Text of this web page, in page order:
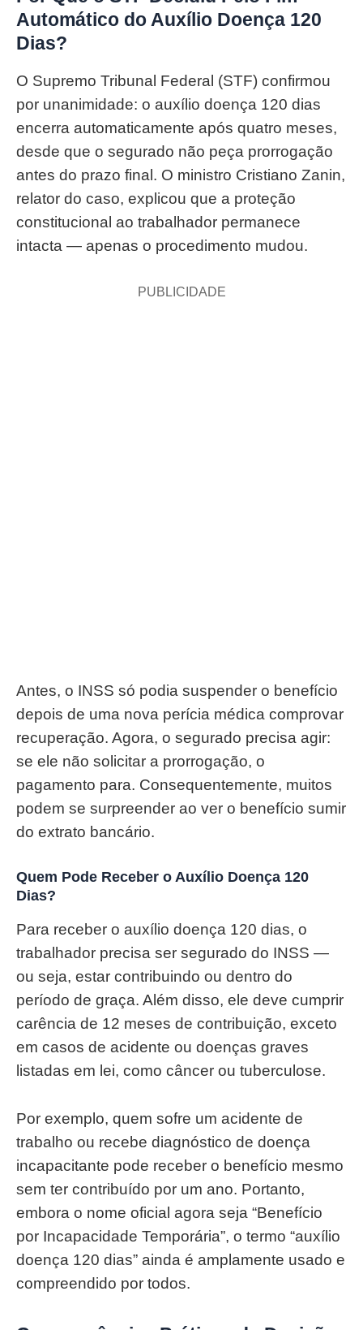
Automático do Auxílio Doença 120
Dias?
O Supremo Tribunal Federal (STF) confirmou
por unanimidade: o auxílio doença 120 dias
encerra automaticamente após quatro meses,
desde que o segurado não peça prorrogação
antes do prazo final. O ministro Cristiano Zanin,
relator do caso, explicou que a proteção
constitucional ao trabalhador permanece
intacta — apenas o procedimento mudou.
PUBLICIDADE
Antes, o INSS só podia suspender o benefício
depois de uma nova perícia médica comprovar
recuperação. Agora, o segurado precisa agir:
se ele não solicitar a prorrogação, o
pagamento para. Consequentemente, muitos
podem se surpreender ao ver o benefício sumir
do extrato bancário.
Quem Pode Receber o Auxílio Doença 120
Dias?
Para receber o auxílio doença 120 dias, o
trabalhador precisa ser segurado do INSS —
ou seja, estar contribuindo ou dentro do
período de graça. Além disso, ele deve cumprir
carência de 12 meses de contribuição, exceto
em casos de acidente ou doenças graves
listadas em lei, como câncer ou tuberculose.
Por exemplo, quem sofre um acidente de
trabalho ou recebe diagnóstico de doença
incapacitante pode receber o benefício mesmo
sem ter contribuído por um ano. Portanto,
embora o nome oficial agora seja “Benefício
por Incapacidade Temporária”, o termo “auxílio
doença 120 dias” ainda é amplamente usado e
compreendido por todos.